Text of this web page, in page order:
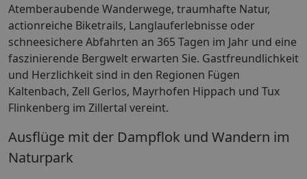
Atemberaubende Wanderwege, traumhafte Natur,
actionreiche Biketrails, Langlauferlebnisse oder
schneesichere Abfahrten an 365 Tagen im Jahr und eine
faszinierende Bergwelt erwarten Sie. Gastfreundlichkeit
und Herzlichkeit sind in den Regionen Fügen
Kaltenbach, Zell Gerlos, Mayrhofen Hippach und Tux
Flinkenberg im Zillertal vereint.
Ausflüge mit der Dampflok und Wandern im
Naturpark